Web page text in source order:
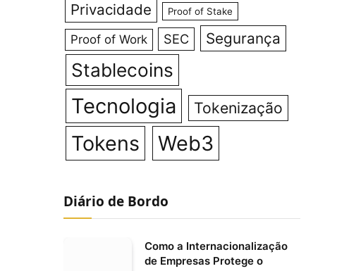
Privacidade Proof of Stake
Proof of Work SEC Segurança
Stablecoins
Tecnologia Tokenização
Tokens Web3
Diário de Bordo
Como a Internacionalização
de Empresas Protege o